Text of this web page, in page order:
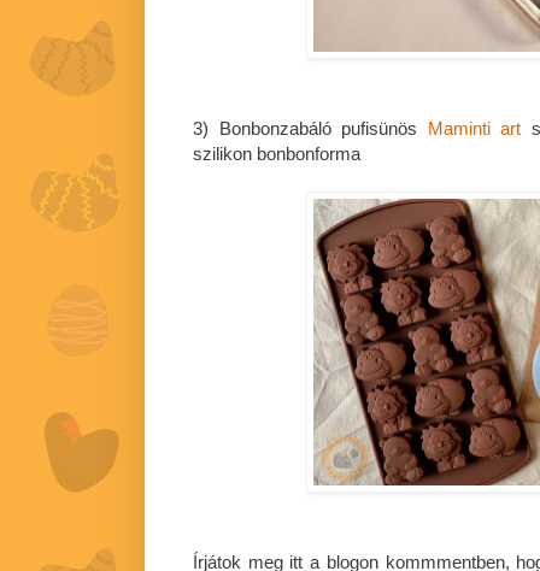
3) Bonbonzabáló pufisünös Maminti art
szilikon bonbonforma
Írjátok meg itt a blogon kommmentben,